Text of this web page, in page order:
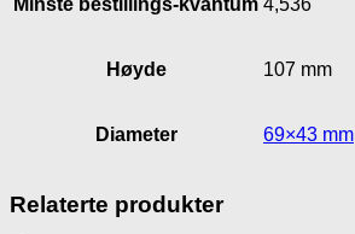
Høyde 107 mm
Diameter 69×43 mm
Relaterte produkter